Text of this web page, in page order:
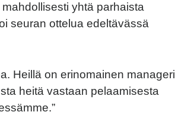
yhtä parhaista
seuran ottelua edeltävässä
Heillä on erinomainen manageri
heitä vastaan pelaamisesta